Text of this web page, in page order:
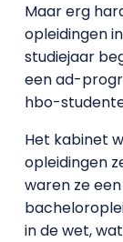
Maar erg
opleidingen
studiejaar
een ad-
hbo-
Het kabinet
opleidingen
waren ze
in de wet,